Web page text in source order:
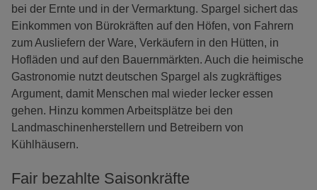
bei der Ernte und in der Vermarktung. Spargel sichert das
Einkommen von Bürokräften auf den Höfen, von Fahrern
zum Ausliefern der Ware, Verkäufern in den Hütten, in
Hofläden und auf den Bauernmärkten. Auch die heimische
Gastronomie nutzt deutschen Spargel als zugkräftiges
Argument, damit Menschen mal wieder lecker essen
gehen. Hinzu kommen Arbeitsplätze bei den
Landmaschinenherstellern und Betreibern von
Kühlhäusern.
Fair bezahlte Saisonkräfte